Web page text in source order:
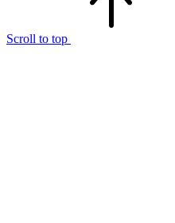
Scroll to top